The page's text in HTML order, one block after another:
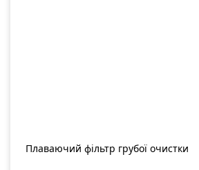
Плаваючий фільтр грубої очистки